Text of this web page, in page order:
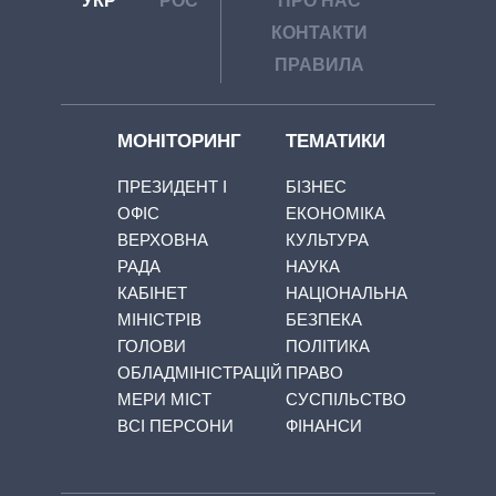
КОНТАКТИ
ПРАВИЛА
МОНІТОРИНГ
ПРЕЗИДЕНТ І
ОФІС
ВЕРХОВНА
РАДА
КАБІНЕТ
МІНІСТРІВ
ГОЛОВИ
ОБЛАДМІНІСТРАЦІЙ
МЕРИ МІСТ
ВСІ ПЕРСОНИ
ТЕМАТИКИ
БІЗНЕС
ЕКОНОМІКА
КУЛЬТУРА
НАУКА
НАЦІОНАЛЬНА
БЕЗПЕКА
ПОЛІТИКА
ПРАВО
СУСПІЛЬСТВО
ФІНАНСИ